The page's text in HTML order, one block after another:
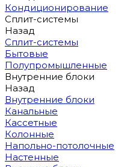
Кондиционирование
Сплит-системы
Назад
Сплит-системы
Бытовые
Полупромышленные
Внутренние блоки
Назад
Внутренние блоки
Канальные
Кассетные
Колонные
Напольно-потолочные
Настенные